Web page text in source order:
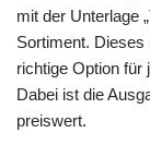
mit der Unterlage
Sortiment. Dieses
richtige Option für
Dabei ist die
preiswert.